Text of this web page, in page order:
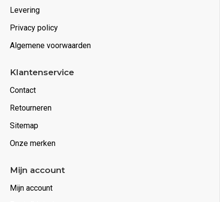
Levering
Privacy policy
Algemene voorwaarden
Klantenservice
Contact
Retourneren
Sitemap
Onze merken
Mijn account
Mijn account